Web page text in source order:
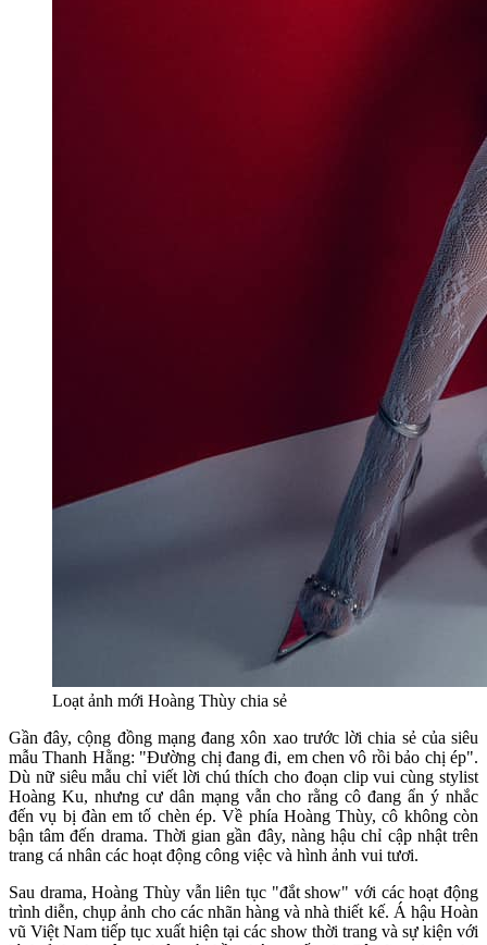
Loạt ảnh mới Hoàng Thùy chia sẻ
Gần đây, cộng đồng mạng đang xôn xao trước lời chia sẻ của siêu
mẫu Thanh Hằng: "Đường chị đang đi, em chen vô rồi bảo chị ép".
Dù nữ siêu mẫu chỉ viết lời chú thích cho đoạn clip vui cùng stylist
Hoàng Ku, nhưng cư dân mạng vẫn cho rằng cô đang ẩn ý nhắc
đến vụ bị đàn em tố chèn ép. Về phía Hoàng Thùy, cô không còn
bận tâm đến drama. Thời gian gần đây, nàng hậu chỉ cập nhật trên
trang cá nhân các hoạt động công việc và hình ảnh vui tươi.
Sau drama, Hoàng Thùy vẫn liên tục "đắt show" với các hoạt động
trình diễn, chụp ảnh cho các nhãn hàng và nhà thiết kế. Á hậu Hoàn
vũ Việt Nam tiếp tục xuất hiện tại các show thời trang và sự kiện với